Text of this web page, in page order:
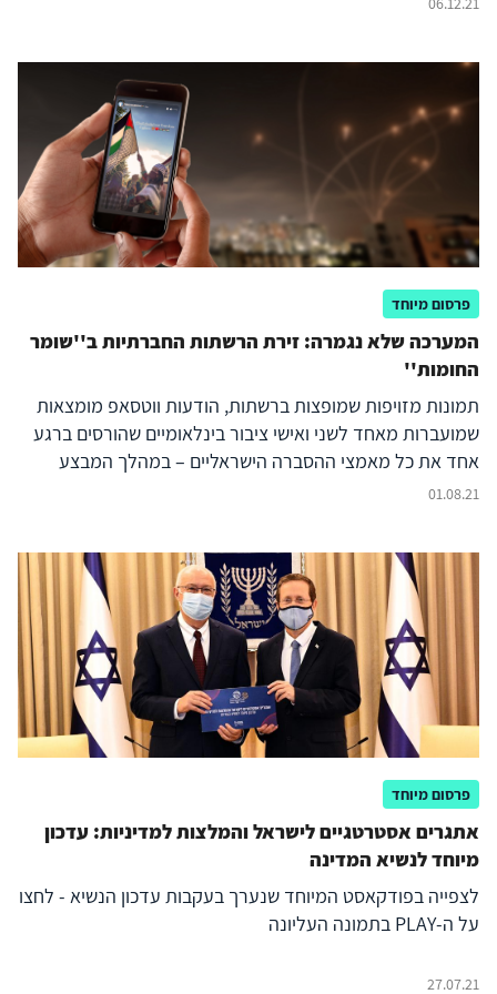
פרסום מיוחד
המערכה שלא נגמרה: זירת הרשתות החברתיות ב''שומר
החומות''
תמונות מזויפות שמופצות ברשתות, הודעות ווטסאפ מומצאות
שמועברות מאחד לשני ואישי ציבור בינלאומיים שהורסים ברגע
אחד את כל מאמצי ההסברה הישראליים – במהלך המבצע
האחרון בעזה התמודדה ישראל עם אתגר משמעותי בזירה
01.08.21
פרסום מיוחד
אתגרים אסטרטגיים לישראל והמלצות למדיניות: עדכון
מיוחד לנשיא המדינה
לצפייה בפודקאסט המיוחד שנערך בעקבות עדכון הנשיא - לחצו
על ה-PLAY בתמונה העליונה
27.07.21